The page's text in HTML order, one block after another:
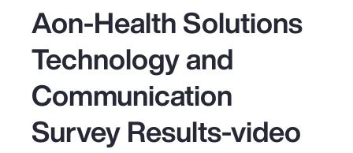
Aon-Health Solutions
Technology and
Communication
Survey Results-video